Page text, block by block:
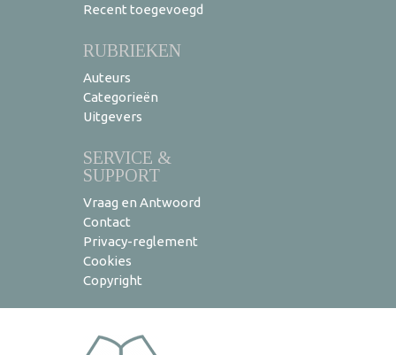
Recent toegevoegd
RUBRIEKEN
Auteurs
Categorieën
Uitgevers
SERVICE &
SUPPORT
Vraag en Antwoord
Contact
Privacy-reglement
Cookies
Copyright